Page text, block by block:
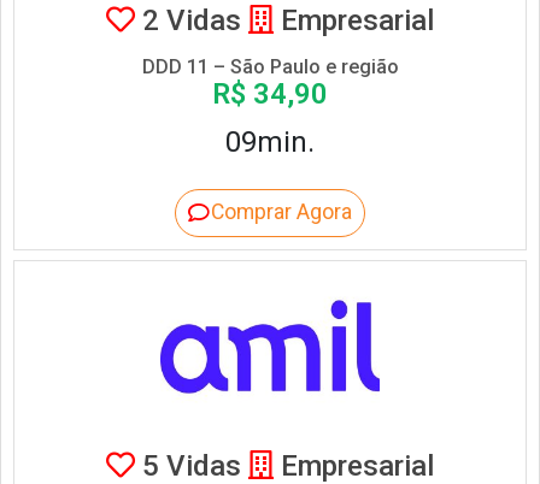
2 Vidas Empresarial
DDD 11 – São Paulo e região
R$ 34,90
09min.
Comprar Agora
5 Vidas Empresarial